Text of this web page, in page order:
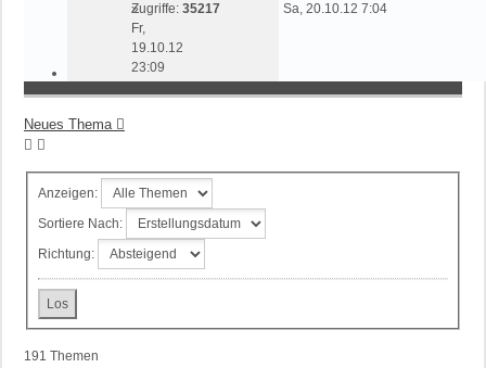
»
Fr,
19.10.12
23:09
Zugriffe: 35217
Sa, 20.10.12 7:04
Neues Thema
Anzeigen:
Sortiere Nach:
Richtung:
191 Themen